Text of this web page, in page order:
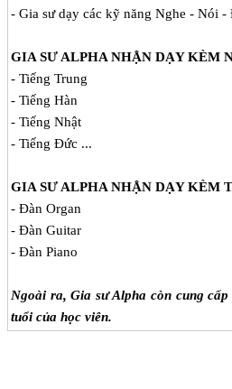
- Gia sư dạy các kỹ năng Nghe - Nói
GIA SƯ ALPHA NHẬN DẠY KÈM
- Tiếng Trung
- Tiếng Hàn
- Tiếng Nhật
- Tiếng Đức ...
GIA SƯ ALPHA NHẬN DẠY KÈM
- Đàn Organ
- Đàn Guitar
- Đàn Piano
Ngoài ra, Gia sư Alpha còn cung
tuổi của học viên.